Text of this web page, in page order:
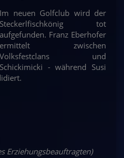
Im neuen Golfclub wird der
Steckerlfischkönig tot
aufgefunden. Franz Eberhofer
ermittelt zwischen
Volksfestclans und
Schickimicki - während Susi
Erziehungsbeauftragten)